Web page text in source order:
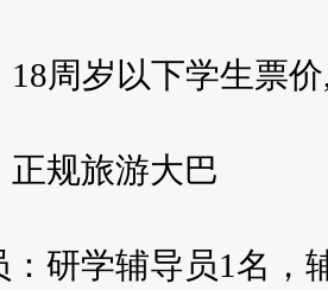
18周岁以下学生票
正规旅游大巴
：研学辅导员1名，